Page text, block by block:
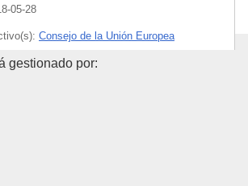
05-28
Consejo de la Unión Europea
2018 INIT
Publicaciones de la
gestionado por: